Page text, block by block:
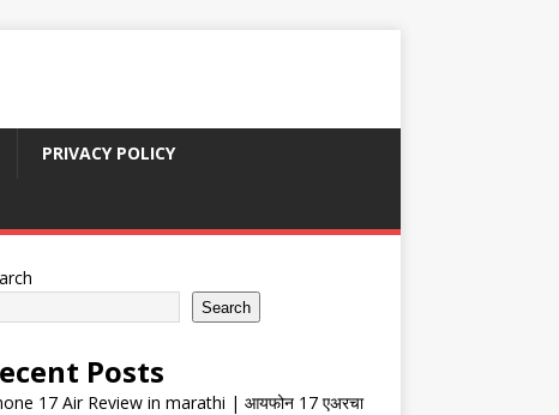
PRIVACY POLICY
Search
Posts
17 Air Review in marathi | आयफोन 17 एअरचा